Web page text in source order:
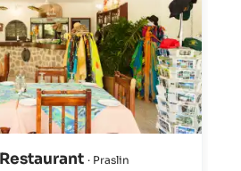
· Praslin